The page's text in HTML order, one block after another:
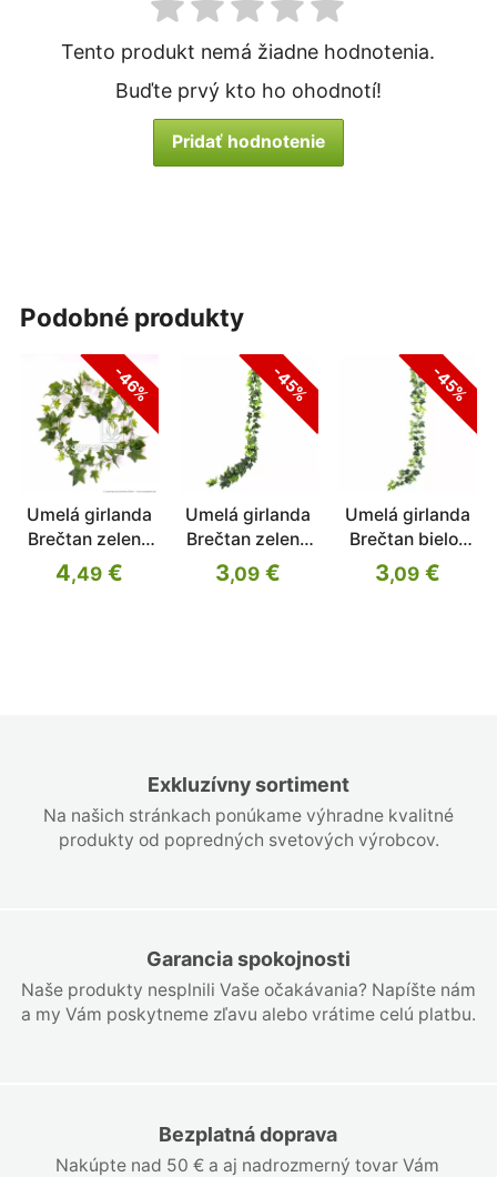
Exkluzívny sortiment
Na našich stránkach ponúkame výhradne kvalitné
produkty od popredných svetových výrobcov.
Garancia spokojnosti
Naše produkty nesplnili Vaše očakávania? Napíšte nám
a my Vám poskytneme zľavu alebo vrátime celú platbu.
Bezplatná doprava
Nakúpte nad 50 € a aj nadrozmerný tovar Vám
Tento produkt nemá žiadne hodnotenia.
Buďte prvý kto ho ohodnotí!
Pridať hodnotenie
podobné produkty
-46%
Umelá girlanda
Brečtan zelený
180 cm
4,49 €
-45%
Umelá girlanda
Brečtan zelená
190 cm
3,09 €
-45%
Umelá girlanda
Brečtan bielo-
zelená 190 cm
3,09€